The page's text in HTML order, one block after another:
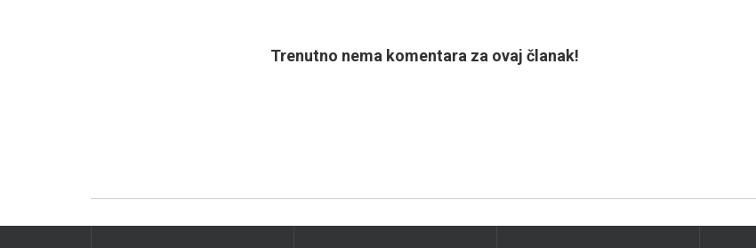
Trenutno nema komentara za ovaj članak!